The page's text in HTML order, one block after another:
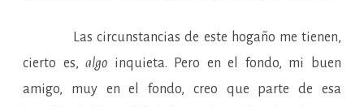
Las circunstancias de este hogaño me tienen,
cierto es,algo inquieta. Pero en el fondo, mi buen
amigo, muy en el fondo, creo que parte de esa